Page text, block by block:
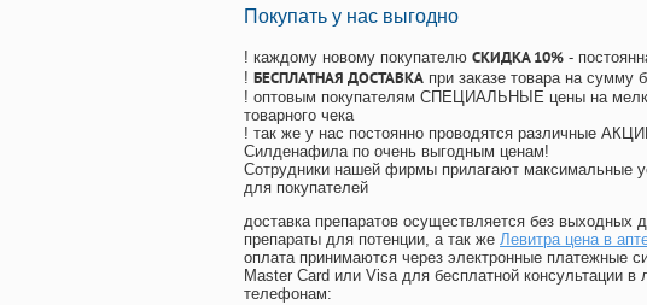
Покупать у нас выгодно
! каждому новому покупателю СКИДКА 10% -
! БЕСПЛАТНАЯ ДОСТАВКА при заказе товара на сумму
! оптовым покупателям СПЕЦИАЛЬНЫЕ цены на
товарного чека
! так же у нас постоянно проводятся различные
Силденафила по очень выгодным ценам!
Cотрудники нашей фирмы прилагают максимальные
для покупателей
доставка препаратов осуществляется без выходных
препараты для потенции, а так же Левитра цена в
оплата принимаются через электронные платежные
Master Card или Visa для бесплатной консультации
телефонам: